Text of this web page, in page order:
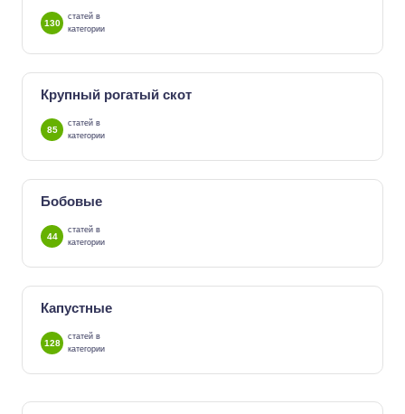
130
статей в
категории
Крупный рогатый скот
85
статей в
категории
Бобовые
44
статей в
категории
Капустные
128
статей в
категории